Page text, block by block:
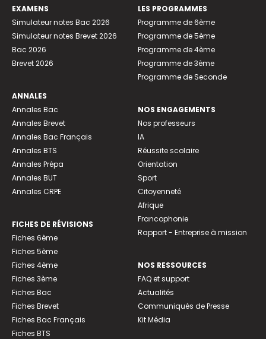
EXAMENS
Simulateur notes Bac 2026
Simulateur notes Brevet 2026
Bac 2026
Brevet 2026
ANNALES
Annales Bac
Annales Brevet
Annales Bac Français
Annales BTS
Annales Prépa
Annales BUT
Annales CRPE
FICHES DE RÉVISIONS
Fiches 6ème
Fiches 5ème
Fiches 4ème
Fiches 3ème
Fiches Bac
Fiches Brevet
Fiches Bac Français
Fiches BTS
LES PROGRAMMES
Programme de 6ème
Programme de 5ème
Programme de 4ème
Programme de 3ème
Programme de Seconde
NOS ENGAGEMENTS
Nos professeurs
IA
Réussite scolaire
Orientation
Sport
Citoyenneté
Afrique
Francophonie
Rapport - Entreprise à mission
NOS RESSOURCES
FAQ et support
Actualités
Communiqués de Presse
Kit Média